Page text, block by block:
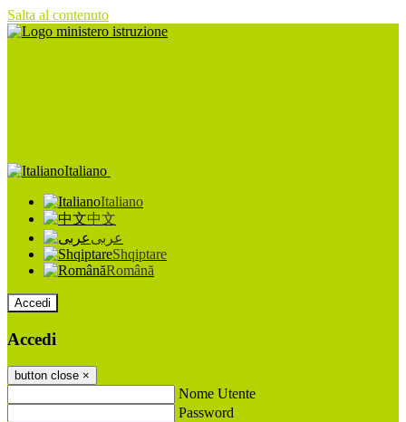
Salta al contenuto
Italiano
Italiano
中文
عربى
Shqiptare
Română
Accedi
Accedi
button close ×
Nome Utente
Password